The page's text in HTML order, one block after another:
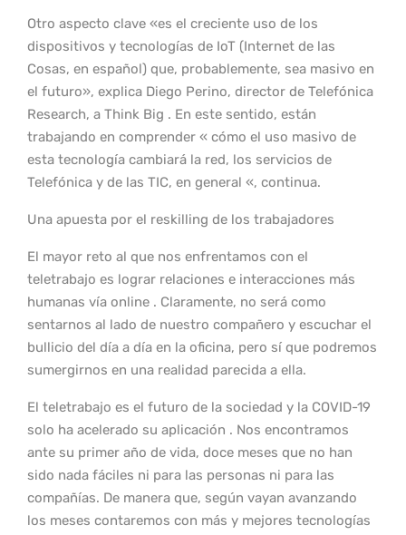
Otro aspecto clave «es el creciente uso de los
dispositivos y tecnologías de IoT (Internet de las
Cosas, en español) que, probablemente, sea masivo en
el futuro», explica Diego Perino, director de Telefónica
Research, a Think Big . En este sentido, están
trabajando en comprender « cómo el uso masivo de
esta tecnología cambiará la red, los servicios de
Telefónica y de las TIC, en general «, continua.
Una apuesta por el reskilling de los trabajadores
El mayor reto al que nos enfrentamos con el
teletrabajo es lograr relaciones e interacciones más
humanas vía online . Claramente, no será como
sentarnos al lado de nuestro compañero y escuchar el
bullicio del día a día en la oficina, pero sí que podremos
sumergirnos en una realidad parecida a ella.
El teletrabajo es el futuro de la sociedad y la COVID-19
solo ha acelerado su aplicación . Nos encontramos
ante su primer año de vida, doce meses que no han
sido nada fáciles ni para las personas ni para las
compañías. De manera que, según vayan avanzando
los meses contaremos con más y mejores tecnologías